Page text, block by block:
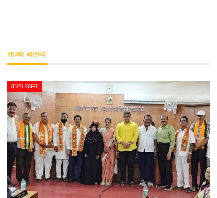
ताज्या बातम्या
ताज्या बातम्या